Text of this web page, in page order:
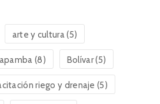
arte y cultura(5)
(8) Bolívar(5)
riego y drenaje (5)